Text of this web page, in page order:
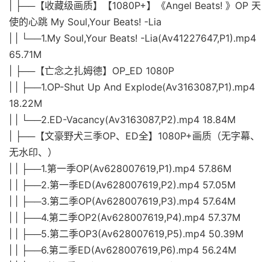
| ├──【收藏级画质】【1080P+】《Angel Beats! 》OP 天
使的心跳 My Soul,Your Beats! -Lia
| | └──1.My Soul,Your Beats! -Lia(Av41227647,P1).mp4
65.71M
| ├──【亡念之扎姆德】OP_ED 1080P
| | ├──1.OP-Shut Up And Explode(Av3163087,P1).mp4
18.22M
| | └──2.ED-Vacancy(Av3163087,P2).mp4 18.84M
| ├──【文豪野犬三季OP、ED全】1080P+画质（无字幕、
无水印、）
| | ├──1.第一季OP(Av628007619,P1).mp4 57.86M
| | ├──2.第一季ED(Av628007619,P2).mp4 57.05M
| | ├──3.第二季OP(Av628007619,P3).mp4 57.64M
| | ├──4.第二季OP2(Av628007619,P4).mp4 57.37M
| | ├──5.第二季OP3(Av628007619,P5).mp4 50.39M
| | ├──6.第二季ED(Av628007619,P6).mp4 56.24M